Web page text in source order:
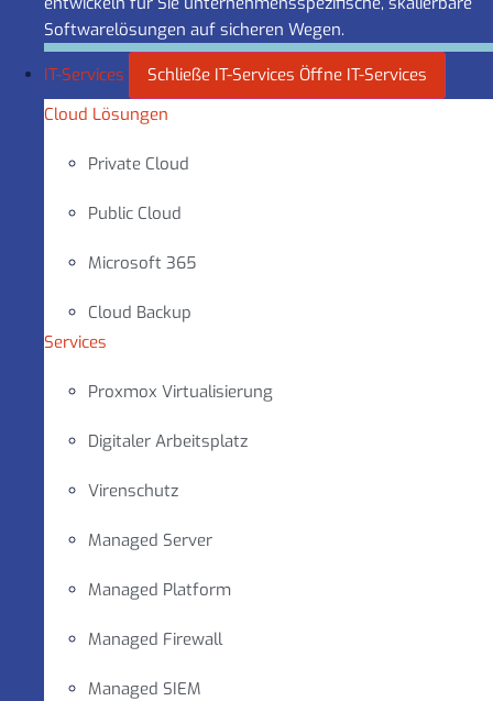
Softwarelösungen auf sicheren Wegen.
IT-Services Schließe IT-Services Öffne IT-Services
Cloud Lösungen
Private Cloud
Public Cloud
Microsoft 365
Cloud Backup
Services
Proxmox Virtualisierung
Digitaler Arbeitsplatz
Virenschutz
Managed Server
Managed Platform
Managed Firewall
Managed SIEM